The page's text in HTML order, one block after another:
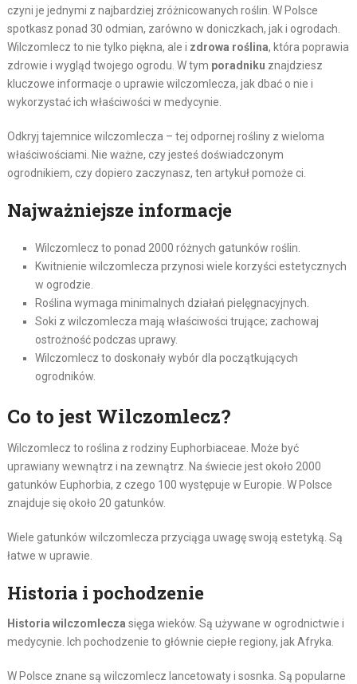
czyni je jednymi z najbardziej zróżnicowanych roślin. W Polsce
spotkasz ponad 30 odmian, zarówno w doniczkach, jak i ogrodach.
Wilczomlecz to nie tylko piękna, ale i zdrowa roślina, która poprawia
zdrowie i wygląd twojego ogrodu. W tym poradniku znajdziesz
kluczowe informacje o uprawie wilczomlecza, jak dbać o nie i
wykorzystać ich właściwości w medycynie.
Odkryj tajemnice wilczomlecza – tej odpornej rośliny z wieloma
właściwościami. Nie ważne, czy jesteś doświadczonym
ogrodnikiem, czy dopiero zaczynasz, ten artykuł pomoże ci.
Najważniejsze informacje
Wilczomlecz to ponad 2000 różnych gatunków roślin.
Kwitnienie wilczomlecza przynosi wiele korzyści estetycznych
w ogrodzie.
Roślina wymaga minimalnych działań pielęgnacyjnych.
Soki z wilczomlecza mają właściwości trujące; zachowaj
ostrożność podczas uprawy.
Wilczomlecz to doskonały wybór dla początkujących
ogrodników.
Co to jest Wilczomlecz?
Wilczomlecz to roślina z rodziny Euphorbiaceae. Może być
uprawiany wewnątrz i na zewnątrz. Na świecie jest około 2000
gatunków Euphorbia, z czego 100 występuje w Europie. W Polsce
znajduje się około 20 gatunków.
Wiele gatunków wilczomlecza przyciąga uwagę swoją estetyką. Są
łatwe w uprawie.
Historia i pochodzenie
Historia wilczomlecza sięga wieków. Są używane w ogrodnictwie i
medycynie. Ich pochodzenie to głównie ciepłe regiony, jak Afryka.
W Polsce znane są wilczomlecz lancetowaty i sosnka. Są popularne